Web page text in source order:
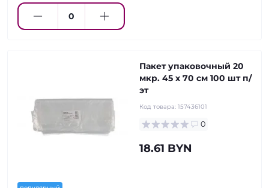
Пакет упаковочный 20
мкр. 45 х 70 см 100 шт п/
эт
Код товара: 157436101
0
18.61 BYN